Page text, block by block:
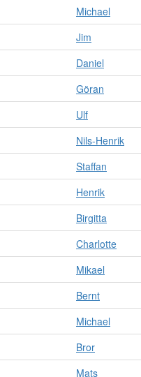
Michael
Jim
Daniel
Göran
Ulf
Nils-Henrik
Staffan
Henrik
Birgitta
Charlotte
Mikael
Bernt
Michael
Bror
Mats